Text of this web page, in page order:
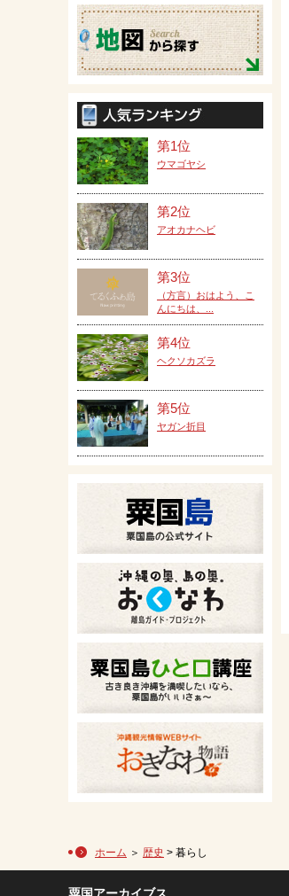
第1位
ウマゴヤシ
第2位
アオカナヘビ
第3位
（方言）おはよう、こ
んにちは、...
第4位
ヘクソカズラ
第5位
ヤガン折目
ホーム ＞ 歴史 > 暮らし